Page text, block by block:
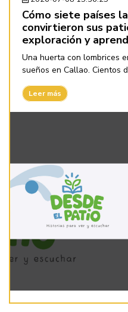
Cómo siete países
convirtieron sus
exploración y
Una huerta con lombrices
sueños en Callao. Cientos
Leer más